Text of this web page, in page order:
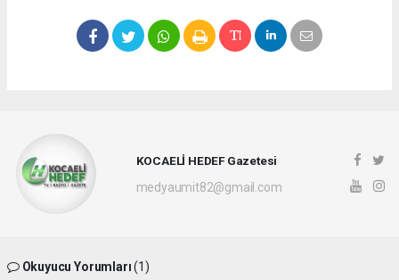
KOCAELİ HEDEF Gazetesi
medyaumit82@gmail.com
Okuyucu Yorumları(1)